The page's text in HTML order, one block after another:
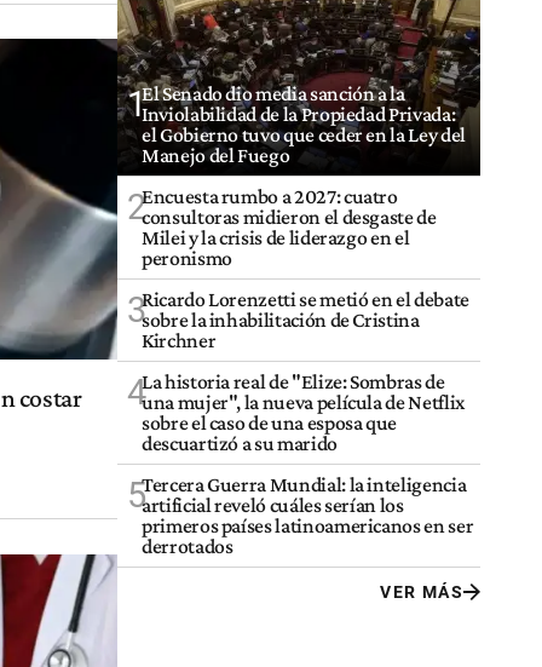
costar
1El Senado dio media sanción a la
Inviolabilidad de la Propiedad Privada:
el Gobierno tuvo que ceder en la Ley del
Manejo del Fuego
2Encuesta rumbo a 2027: cuatro
consultoras midieron el desgaste de
Milei y la crisis de liderazgo en el
peronismo
3Ricardo Lorenzetti se metió en el debate
sobre la inhabilitación de Cristina
Kirchner
4La historia real de "Elize: Sombras de
una mujer", la nueva película de Netflix
sobre el caso de una esposa que
descuartizó a su marido
5Tercera Guerra Mundial: la inteligencia
artificial reveló cuáles serían los
primeros países latinoamericanos en ser
derrotados
VER MÁS